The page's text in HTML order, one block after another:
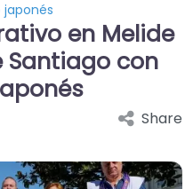
japonés
en Melide
Santiago con
Share